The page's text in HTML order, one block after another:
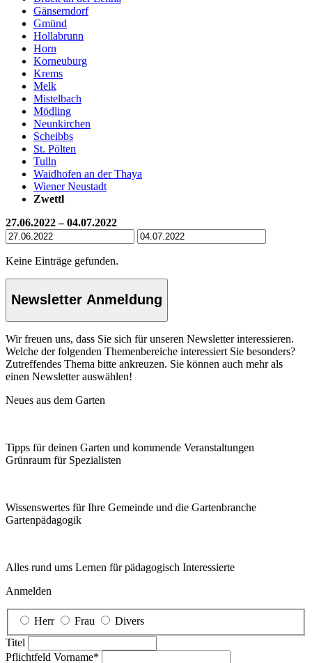
Gänserndorf
Gmünd
Hollabrunn
Horn
Korneuburg
Krems
Melk
Mistelbach
Mödling
Neunkirchen
Scheibbs
St. Pölten
Tulln
Waidhofen an der Thaya
Wiener Neustadt
Zwettl
27.06.2022 – 04.07.2022
Keine Einträge gefunden.
Newsletter Anmeldung
Wir freuen uns, dass Sie sich für unseren Newsletter interessieren.
Welche der folgenden Themenbereiche interessiert Sie besonders?
Zutreffendes Thema bitte ankreuzen. Sie können auch mehr als
einen Newsletter auswählen!
Neues aus dem Garten
Tipps für deinen Garten und kommende Veranstaltungen
Grünraum für Spezialisten
Wissenswertes für Ihre Gemeinde und die Gartenbranche
Garten­pädagogik
Alles rund ums Lernen für pädagogisch Interessierte
Anmelden
Herr Frau
Divers
Titel
Pflichtfeld Vorname*